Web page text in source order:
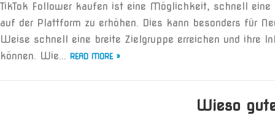
TikTok Follower kaufen ist eine Möglichkeit, schnell
auf der Plattform zu erhöhen. Dies kann besonders für
Weise schnell eine breite Zielgruppe erreichen und ihre
können. Wie... READ MORE »
Wieso